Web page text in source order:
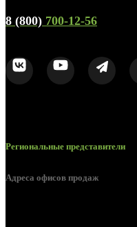
8 (800) 700-12-56
Региональные представители
Адреса офисов продаж